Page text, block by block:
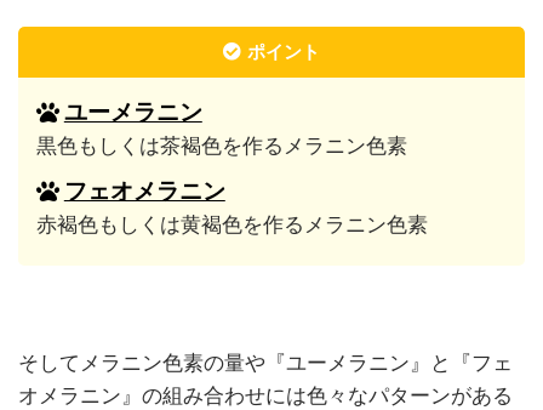
ポイント
ユーメラニン
黒色もしくは茶褐色を作るメラニン色素
フェオメラニン
赤褐色もしくは黄褐色を作るメラニン色素
そしてメラニン色素の量や『ユーメラニン』と『フェ
オメラニン』の組み合わせには色々なパターンがある